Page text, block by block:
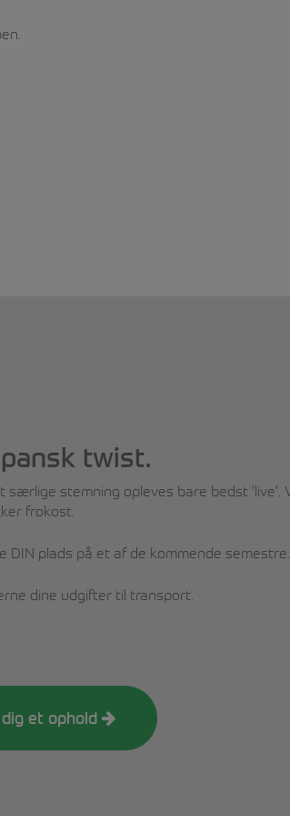
twist.
stemning opleves bare bedst 'live'.
frokost.
DIN plads på et af de kommende semestre.
dine udgifter til transport.
et ophold